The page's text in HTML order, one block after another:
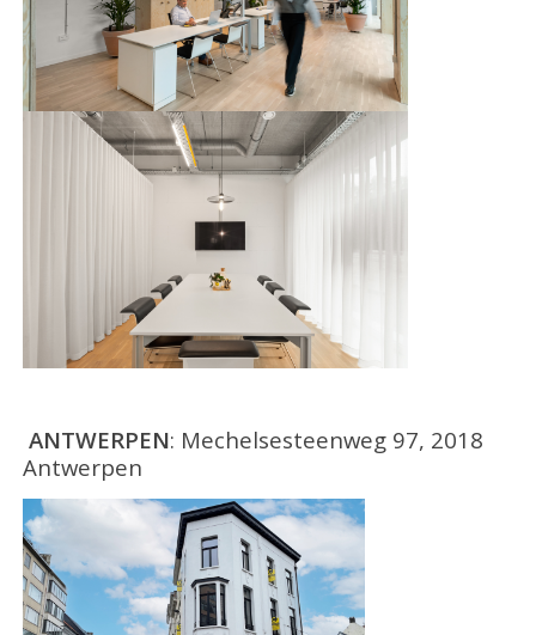
ANTWERPEN: Mechelsesteenweg 97, 2018
Antwerpen